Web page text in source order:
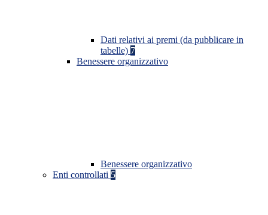
Dati relativi ai premi (da pubblicare in
tabelle) 7
Benessere organizzativo
Benessere organizzativo
Enti controllati 5